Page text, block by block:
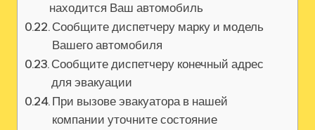
находится Ваш автомобиль
Сообщите диспетчеру марку и модель
Вашего автомобиля
Сообщите диспетчеру конечный адрес
для эвакуации
При вызове эвакуатора в нашей
компании уточните состояние